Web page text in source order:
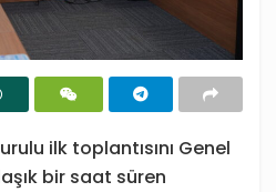
ilk toplantısını Genel
bir saat süren